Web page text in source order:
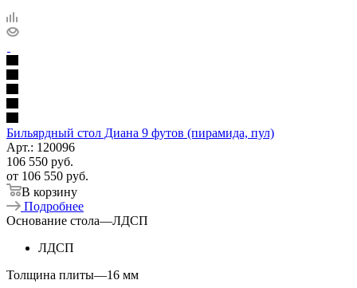
Бильярдный стол Диана 9 футов (пирамида, пул)
Арт.: 120096
106 550 руб.
от 106 550 руб.
В корзину
Подробнее
Основание стола—ЛДСП
ЛДСП
Толщина плиты—16 мм